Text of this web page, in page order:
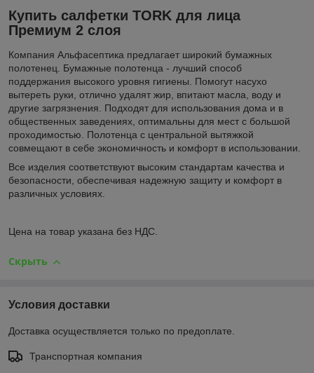
Купить салфетки TORK для лица
Премиум 2 слоя
Компания Альфасептика предлагает широкий бумажных
полотенец. Бумажные полотенца - лучший способ
поддержания высокого уровня гигиены. Помогут насухо
вытереть руки, отлично удалят жир, впитают масла, воду и
другие загрязнения. Подходят для использования дома и в
общественных заведениях, оптимальны для мест с большой
проходимостью. Полотенца с центральной вытяжкой
совмещают в себе экономичность и комфорт в использовании.
Все изделия соответствуют высоким стандартам качества и
безопасности, обеспечивая надежную защиту и комфорт в
различных условиях.
Цена на товар указана без НДС.
Скрыть
Условия доставки
Доставка осуществляется только по предоплате.
Транспортная компания